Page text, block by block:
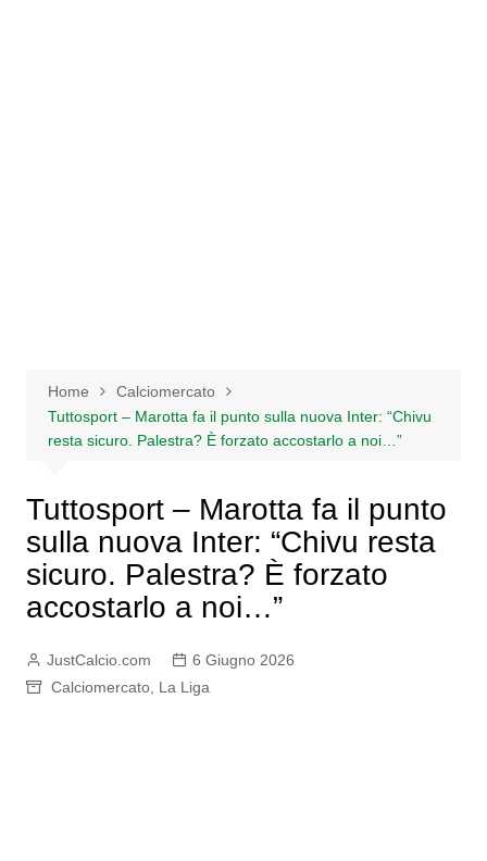
Home
Calciomercato
Tuttosport – Marotta fa il punto sulla nuova Inter: “Chivu
resta sicuro. Palestra? È forzato accostarlo a noi…”
Tuttosport – Marotta fa il punto
sulla nuova Inter: “Chivu resta
sicuro. Palestra? È forzato
accostarlo a noi…”
JustCalcio.com
6 Giugno 2026
Calciomercato, La Liga